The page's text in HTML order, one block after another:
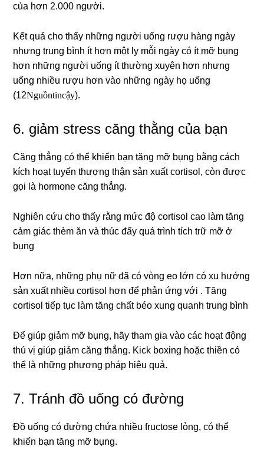
của hơn 2.000 người.
Kết quả cho thấy những người uống rượu hàng ngày
nhưng trung bình ít hơn một ly mỗi ngày có ít mỡ bụng
hơn những người uống ít thường xuyên hơn nhưng
uống nhiều rượu hơn vào những ngày họ uống
(12Nguồn tin cậy).
6. giảm stress căng thằng của bạn
Căng thẳng có thể khiến bạn tăng mỡ bụng bằng cách
kích hoạt tuyến thượng thận sản xuất cortisol, còn được
gọi là hormone căng thẳng.
Nghiên cứu cho thấy rằng mức độ cortisol cao làm tăng
cảm giác thèm ăn và thúc đẩy quá trình tích trữ mỡ ở
bụng
Hơn nữa, những phụ nữ đã có vòng eo lớn có xu hướng
sản xuất nhiều cortisol hơn để phản ứng với . Tăng
cortisol tiếp tục làm tăng chất béo xung quanh trung bình
Để giúp giảm mỡ bụng, hãy tham gia vào các hoạt động
thú vị giúp giảm căng thẳng. Kick boxing hoặc thiền có
thể là những phương pháp hiệu quả.
7. Tránh đồ uống có đường
Đồ uống có đường chứa nhiều fructose lỏng, có thể
khiến bạn tăng mỡ bụng.